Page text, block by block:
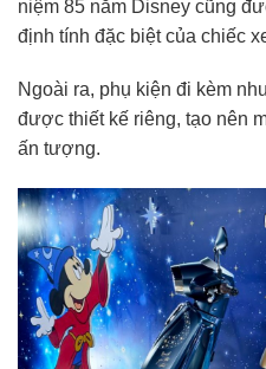
niệm 85 năm Disney cũng
định tính đặc biệt của chiếc
Ngoài ra, phụ kiện đi kèm
được thiết kế riêng, tạo nên
ấn tượng.